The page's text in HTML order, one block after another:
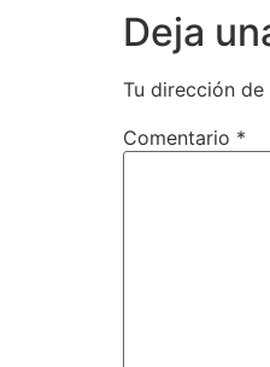
Deja
Tu dirección
Comentario *